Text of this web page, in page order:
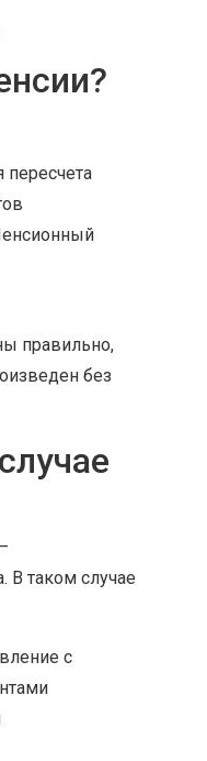
пересчета
правильно,
без
В таком случае
с